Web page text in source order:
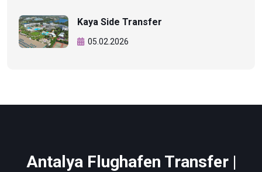
Kaya Side Transfer
05.02.2026
Antalya Flughafen Transfer |